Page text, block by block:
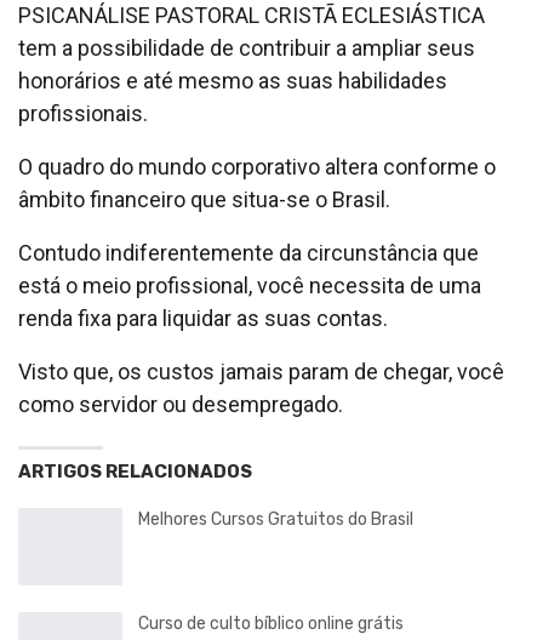
PSICANÁLISE PASTORAL CRISTÃ ECLESIÁSTICA
tem a possibilidade de contribuir a ampliar seus
honorários e até mesmo as suas habilidades
profissionais.
O quadro do mundo corporativo altera conforme o
âmbito financeiro que situa-se o Brasil.
Contudo indiferentemente da circunstância que
está o meio profissional, você necessita de uma
renda fixa para liquidar as suas contas.
Visto que, os custos jamais param de chegar, você
como servidor ou desempregado.
ARTIGOS RELACIONADOS
Melhores Cursos Gratuitos do Brasil
Curso de culto bíblico online grátis